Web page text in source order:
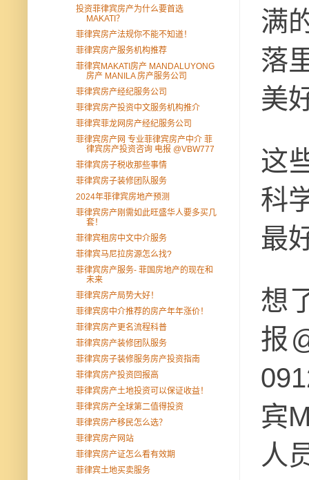
满
落
美
这
科
最
想
报
宾
人
投资菲律宾房产为什么要首选
MAKATI？
菲律宾房产法规你不能不知道！
菲律宾房产服务机构推荐
菲律宾MAKATI房产 MANDALUYONG
房产 MANILA 房产服务公司
菲律宾房产经纪服务公司
菲律宾房产投资中文服务机构推介
菲律宾菲龙网房产经纪服务公司
菲律宾房产网 专业菲律宾房产中介 菲
律宾房产投资咨询 电报 @VBW777
菲律宾房子税收那些事情
菲律宾房子装修团队服务
2024年菲律宾房地产预测
菲律宾房产刚需如此旺盛华人要多买几
套！
菲律宾租房中文中介服务
菲律宾马尼拉房源怎么找?
菲律宾房产服务- 菲国房地产的现在和
未来
菲律宾房产局势大好！
菲律宾房中介推荐的房产年年涨价！
菲律宾房产更名流程科普
菲律宾房产装修团队服务
菲律宾房子装修服务房产投资指南
菲律宾房产投资回报高
菲律宾房产土地投资可以保证收益！
菲律宾房产全球第二值得投资
菲律宾房产移民怎么选？
菲律宾房产网站
菲律宾房产证怎么看有效期
菲律宾土地买卖服务